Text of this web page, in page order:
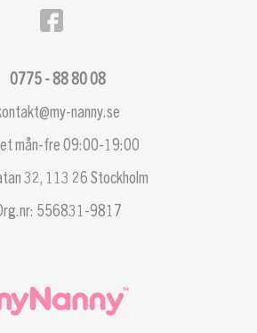
nanny.se
0775 - 88 80 08
mån-fre 09:00-19:00
32, 113 26 Stockholm
556831-9817